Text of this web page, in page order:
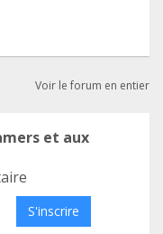
Voir le forum en entier
et aux
S'inscrire